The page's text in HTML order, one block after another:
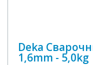
Deka
1,6mm - 5,0kg